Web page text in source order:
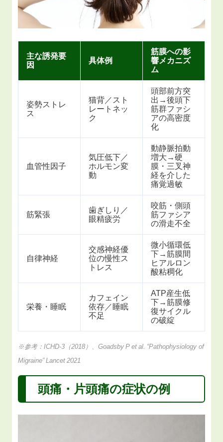
主な誘発要
因
具体例
筋膜への影
響メカニズ
ム
姿勢ストレ
ス
猫背／スト
レートネッ
ク
頭部前方突
出→後頭下
筋群ファシ
アの高密度
化
血管性因子
気圧低下／
ホルモン変
動
動静脈拍動
増大→硬
膜・三叉神
経を介した
痛覚過敏
筋緊張
歯ぎしり／
眼精疲労
咬筋・側頭
筋ファシア
の滑走不全
自律神経
交感神経優
位の慢性ス
トレス
微小循環低
下→筋膜間
ヒアルロン
酸粘稠化
栄養・睡眠
カフェイン
依存／睡眠
不足
ATP産生低
下→筋膜修
復サイクル
の破綻
※参考：ICHD‑3（2018）、Goadsby P et al. “Pathophysiology of
Migraine” Lancet 2021
頭痛・片頭痛の症状の例